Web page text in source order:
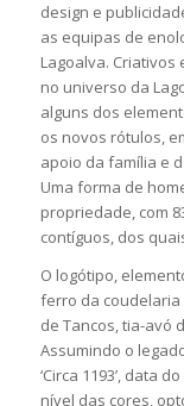
design e
as equipas de
Lagoalva.
no universo da
alguns dos
os novos rótulos,
apoio da família e
Uma forma de
propriedade, com
contíguos, dos
O logótipo,
ferro da coudelaria
de Tancos, tia-avó
Assumindo o
‘Circa 1193’, data
nível das cores,